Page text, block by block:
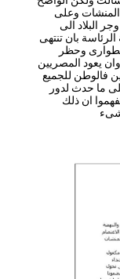
وعلى
الى
بان تنتهى
وحظر
المصريين
للجميع
لدور
ذلك